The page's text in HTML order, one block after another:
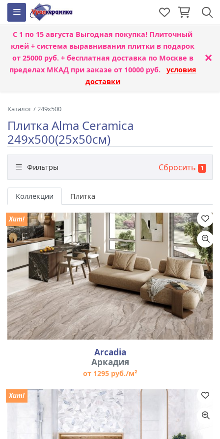
С 1 по 15 августа Выгодная покупка! Плиточный
клей + система выравнивания плитки в подарок
от 25000 руб. + бесплатная доставка по Москве в
пределах МКАД при заказе от 10000 руб. условия
доставки
×
Каталог/249x500
Плитка Alma Ceramica
249x500(25x50см)
Фильтры Сбросить 1
Бренд
Назначение
Цвет
Размер
Коллекции Плитка
Arcadia
Аркадия
от 1295 руб./м²
Хит!
Хит!